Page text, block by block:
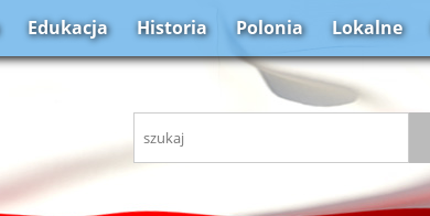
Edukacja Historia Polonia Lokalne